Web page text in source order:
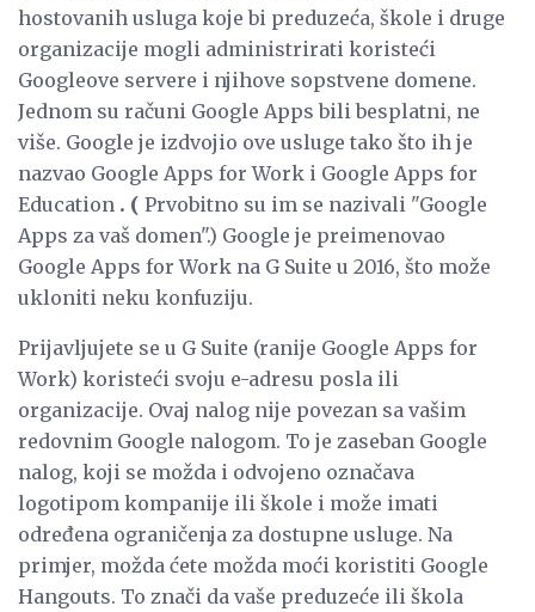
hostovanih usluga koje bi preduzeća, škole i druge
organizacije mogli administrirati koristeći
Googleove servere i njihove sopstvene domene.
Jednom su računi Google Apps bili besplatni, ne
više. Google je izdvojio ove usluge tako što ih je
nazvao Google Apps for Work i Google Apps for
Education . ( Prvobitno su im se nazivali "Google
Apps za vaš domen".) Google je preimenovao
Google Apps for Work na G Suite u 2016, što može
ukloniti neku konfuziju.
Prijavljujete se u G Suite (ranije Google Apps for
Work) koristeći svoju e-adresu posla ili
organizacije. Ovaj nalog nije povezan sa vašim
redovnim Google nalogom. To je zaseban Google
nalog, koji se možda i odvojeno označava
logotipom kompanije ili škole i može imati
određena ograničenja za dostupne usluge. Na
primjer, možda ćete možda moći koristiti Google
Hangouts. To znači da vaše preduzeće ili škola